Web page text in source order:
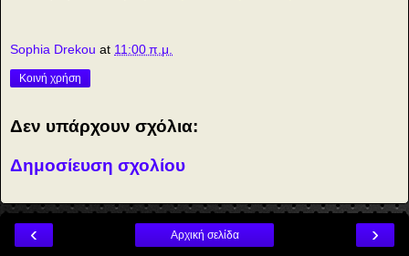
Sophia Drekou at 11:00 π.μ.
Κοινή χρήση
Δεν υπάρχουν σχόλια:
Δημοσίευση σχολίου
‹ ›
Αρχική σελίδα